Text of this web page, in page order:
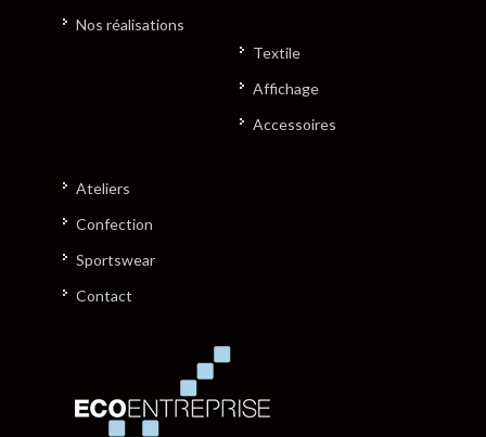
Nos réalisations
Textile
Affichage
Accessoires
Ateliers
Confection
Sportswear
Contact